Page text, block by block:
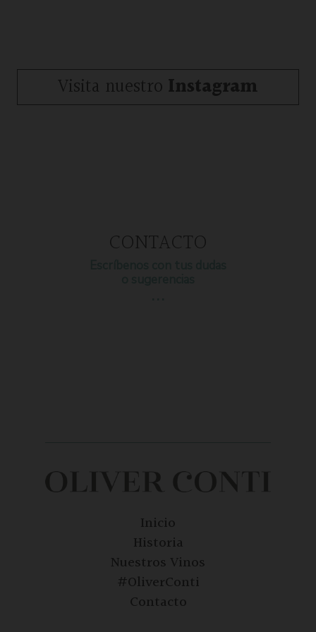
Visita nuestro Instagram
CONTACTO
Inicio
Historia
Nuestros Vinos
#OliverConti
Contacto